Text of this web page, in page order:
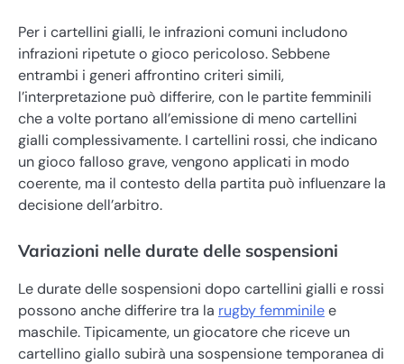
Per i cartellini gialli, le infrazioni comuni includono
infrazioni ripetute o gioco pericoloso. Sebbene
entrambi i generi affrontino criteri simili,
l’interpretazione può differire, con le partite femminili
che a volte portano all’emissione di meno cartellini
gialli complessivamente. I cartellini rossi, che indicano
un gioco falloso grave, vengono applicati in modo
coerente, ma il contesto della partita può influenzare la
decisione dell’arbitro.
Variazioni nelle durate delle sospensioni
Le durate delle sospensioni dopo cartellini gialli e rossi
possono anche differire tra la rugby femminilee
maschile. Tipicamente, un giocatore che riceve un
cartellino giallo subirà una sospensione temporanea di